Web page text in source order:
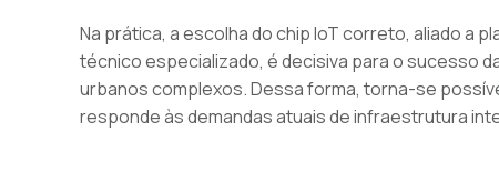
Na prática, a escolha do chip IoT correto, aliado a
técnico especializado, é decisiva para o sucesso
urbanos complexos. Dessa forma, torna-se
responde às demandas atuais de infraestrutura